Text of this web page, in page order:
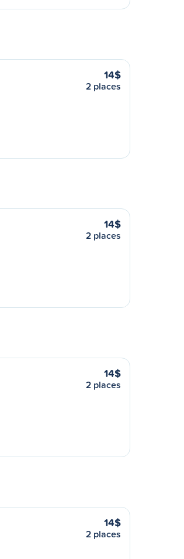
14$
2 places
14$
2 places
14$
2 places
14$
2 places